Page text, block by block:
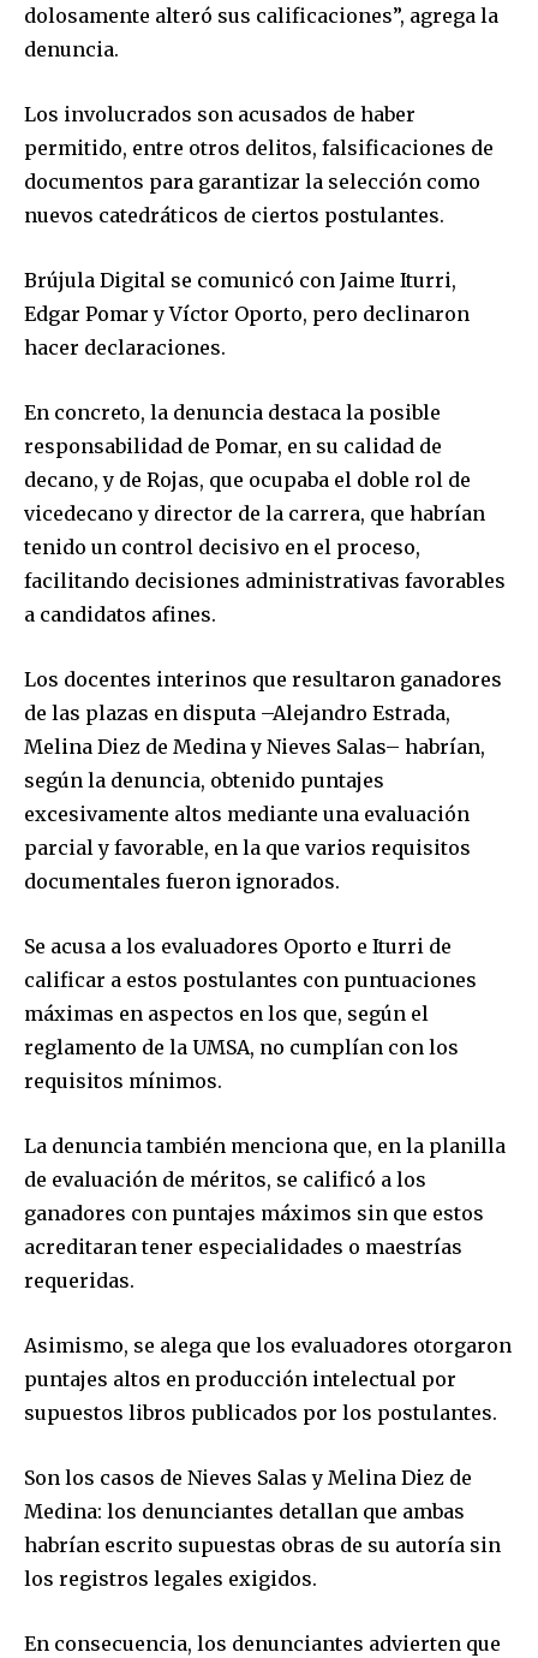
SUBSCRIBERS and be part of the
conversation.
To subscribe, simply enter your email address on our website
or click the subscribe button below. Don't worry, we respect
your privacy and won't spam your inbox. Your information is
SUBSCRIBE
dolosamente alteró sus calificaciones”, agrega la
denuncia.
Los involucrados son acusados de haber
permitido, entre otros delitos, falsificaciones de
documentos para garantizar la selección como
nuevos catedráticos de ciertos postulantes.
Brújula Digital se comunicó con Jaime Iturri,
Edgar Pomar y Víctor Oporto, pero declinaron
hacer declaraciones.
En concreto, la denuncia destaca la posible
responsabilidad de Pomar, en su calidad de
decano, y de Rojas, que ocupaba el doble rol de
vicedecano y director de la carrera, que habrían
tenido un control decisivo en el proceso,
facilitando decisiones administrativas favorables
a candidatos afines.
Los docentes interinos que resultaron ganadores
de las plazas en disputa –Alejandro Estrada,
Melina Diez de Medina y Nieves Salas– habrían,
según la denuncia, obtenido puntajes
excesivamente altos mediante una evaluación
parcial y favorable, en la que varios requisitos
documentales fueron ignorados.
Se acusa a los evaluadores Oporto e Iturri de
calificar a estos postulantes con puntuaciones
máximas en aspectos en los que, según el
reglamento de la UMSA, no cumplían con los
requisitos mínimos.
La denuncia también menciona que, en la planilla
de evaluación de méritos, se calificó a los
ganadores con puntajes máximos sin que estos
acreditaran tener especialidades o maestrías
requeridas.
Asimismo, se alega que los evaluadores otorgaron
puntajes altos en producción intelectual por
supuestos libros publicados por los postulantes.
Son los casos de Nieves Salas y Melina Diez de
Medina: los denunciantes detallan que ambas
habrían escrito supuestas obras de su autoría sin
los registros legales exigidos.
En consecuencia, los denunciantes advierten que